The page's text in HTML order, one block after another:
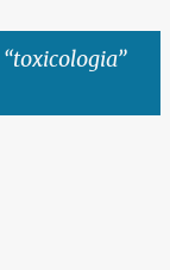
toxicologia